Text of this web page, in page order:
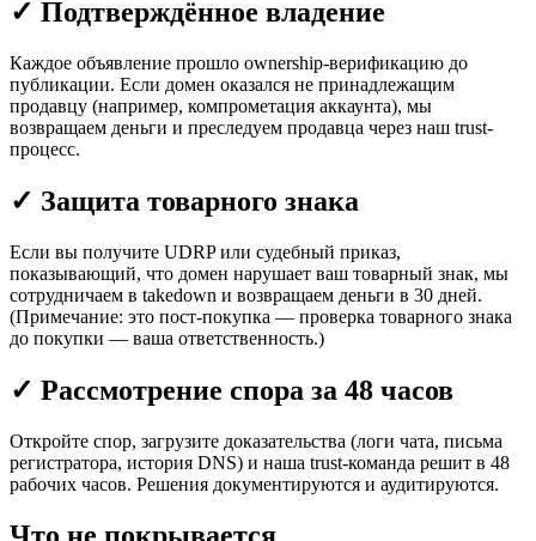
✓ Подтверждённое владение
Каждое объявление прошло ownership-верификацию до
публикации. Если домен оказался не принадлежащим
продавцу (например, компрометация аккаунта), мы
возвращаем деньги и преследуем продавца через наш trust-
процесс.
✓ Защита товарного знака
Если вы получите UDRP или судебный приказ,
показывающий, что домен нарушает ваш товарный знак, мы
сотрудничаем в takedown и возвращаем деньги в 30 дней.
(Примечание: это пост-покупка — проверка товарного знака
до покупки — ваша ответственность.)
✓ Рассмотрение спора за 48 часов
Откройте спор, загрузите доказательства (логи чата, письма
регистратора, история DNS) и наша trust-команда решит в 48
рабочих часов. Решения документируются и аудитируются.
Что не покрывается